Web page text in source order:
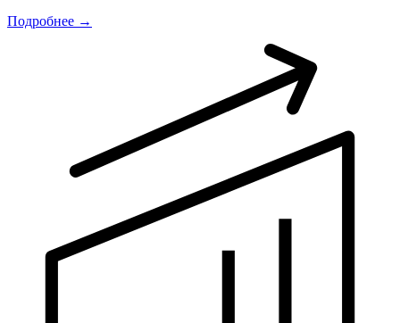
Подробнее →